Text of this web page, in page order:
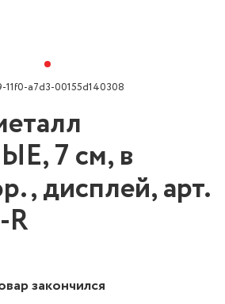
a7d3-00155d140308
7 см, в
дисплей, арт.
закончился